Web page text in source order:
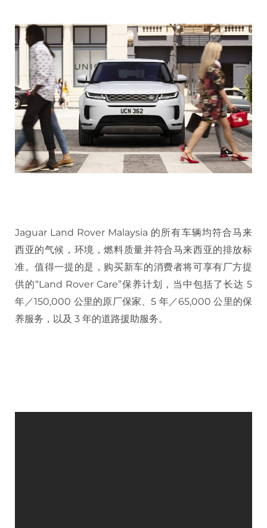
Jaguar Land Rover Malaysia 的所有车辆均符合马来
西亚的气候，环境，燃料质量并符合马来西亚的排放标
准。值得一提的是，购买新车的消费者将可享有厂方提
供的“Land Rover Care”保养计划，当中包括了长达 5
年／150,000 公里的原厂保家、5 年／65,000 公里的保
养服务，以及 3 年的道路援助服务。